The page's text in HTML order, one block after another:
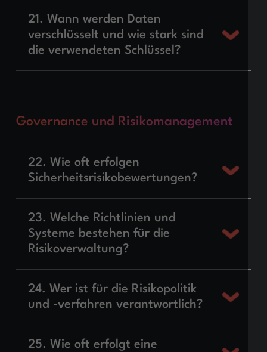
21. Wann werden Daten
verschlüsselt und wie stark sind
die verwendeten Schlüssel?
Governance und Risikomanagement
22. Wie oft erfolgen
Sicherheitsrisikobewertungen?
23. Welche Richtlinien und
Systeme bestehen für die
Risikoverwaltung?
24. Wer ist für die Risikopolitik
und -verfahren verantwortlich?
25. Wie oft erfolgt eine